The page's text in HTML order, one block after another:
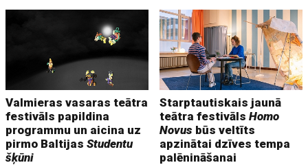
Valmieras vasaras teātra
festivāls papildina
programmu un aicina uz
pirmo BaltijasStudentu
šķūni
Starptautiskais jaunā
teātra festivālsHomo
Novus būs veltīts
apzinātai dzīves tempa
palēnināšanai